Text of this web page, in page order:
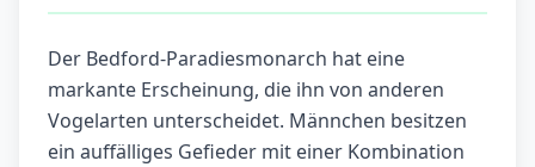
Der Bedford-Paradiesmonarch hat eine
markante Erscheinung, die ihn von anderen
Vogelarten unterscheidet. Männchen besitzen
ein auffälliges Gefieder mit einer Kombination